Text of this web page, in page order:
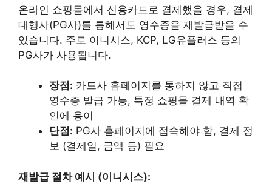
온라인 쇼핑몰에서 신용카드로 결제했을 경우, 결제
대행사(PG사)를 통해서도 영수증을 재발급받을 수
있습니다. 주로 이니시스, KCP, LG유플러스 등의
PG사가 사용됩니다.
장점: 카드사 홈페이지를 통하지 않고 직접
영수증 발급 가능, 특정 쇼핑몰 결제 내역 확
인에 용이
단점: PG사 홈페이지에 접속해야 함, 결제 정
보 (결제일, 금액 등) 필요
재발급 절차 예시 (이니시스):